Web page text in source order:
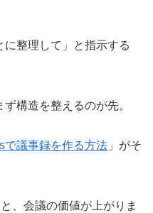
整理して」と指示する
構造を整えるのが先。
で議事録を作る方法 」がそ
、会議の価値が上がりま